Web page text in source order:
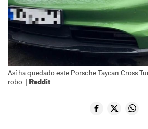
Así ha quedado este Porsche Taycan Cross
robo. | Reddit